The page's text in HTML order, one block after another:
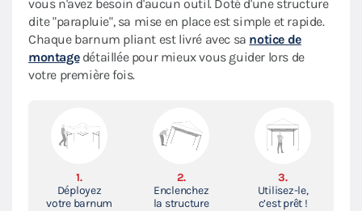
vous n'avez besoin d'aucun outil. Doté d'une structure
dite "parapluie", sa mise en place est simple et rapide.
Chaque barnum pliant est livré avec sa notice de
montagedétaillée pour mieux vous guider lors de
votre première fois.
1.
Déployez
votre barnum
2.
Enclenchez
la structure
3.
Utilisez-le,
c’est prêt !